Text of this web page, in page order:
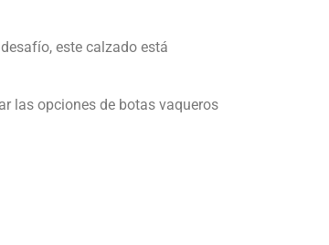
este calzado está
las opciones de botas vaqueros